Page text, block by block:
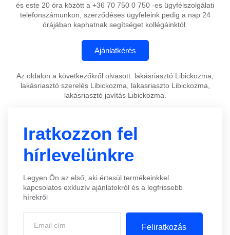
és este 20 óra között a +36 70 750 0 750 -es ügyfélszolgálati
telefonszámunkon, szerződéses ügyfeleink pedig a nap 24
órájában kaphatnak segítséget kollégáinktól.
Az oldalon a következőkről olvasott: lakásriasztó Libickozma,
lakásriasztó szerelés Libickozma, lakasriaszto Libickozma,
lakásriasztó javítás Libickozma.
Iratkozzon fel
hírlevelünkre
Legyen Ön az első, aki értesül termékeinkkel
kapcsolatos exkluzív ajánlatokról és a legfrissebb
hírekről
Feliratkozás